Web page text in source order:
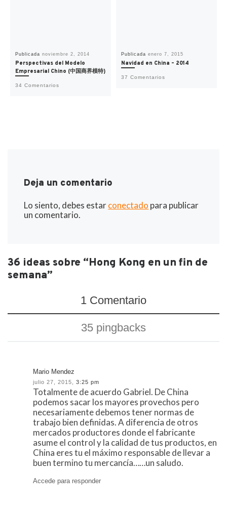
Publicadanoviembre 2, 2014
Perspectivas del Modelo
Empresarial Chino (中国商界模特)
34 Comentarios
Publicadaenero 7, 2015
Navidad en China – 2014
37 Comentarios
Deja un comentario
Lo siento, debes estarconectado para publicar
un comentario.
36 ideas sobre “Hong Kong en un fin de
semana”
1 Comentario
35 pingbacks
Mario Mendez
julio 27, 2015, 3:25 pm
Totalmente de acuerdo Gabriel. De China
podemos sacar los mayores provechos pero
necesariamente debemos tener normas de
trabajo bien definidas. A diferencia de otros
mercados productores donde el fabricante
asume el control y la calidad de tus productos, en
China eres tu el máximo responsable de llevar a
buen termino tu mercancía……un saludo.
Accede para responder